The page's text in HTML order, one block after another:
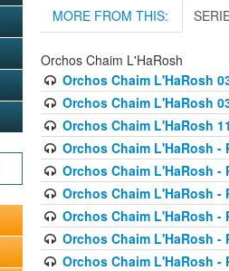
MORE FROM THIS:
Orchos Chaim L'HaRosh
Orchos Chaim L'HaRosh
Orchos Chaim L'HaRosh
Orchos Chaim L'HaRosh
Orchos Chaim L'HaRosh -
Orchos Chaim L'HaRosh -
Orchos Chaim L'HaRosh -
Orchos Chaim L'HaRosh -
Orchos Chaim L'HaRosh -
Orchos Chaim L'HaRosh -